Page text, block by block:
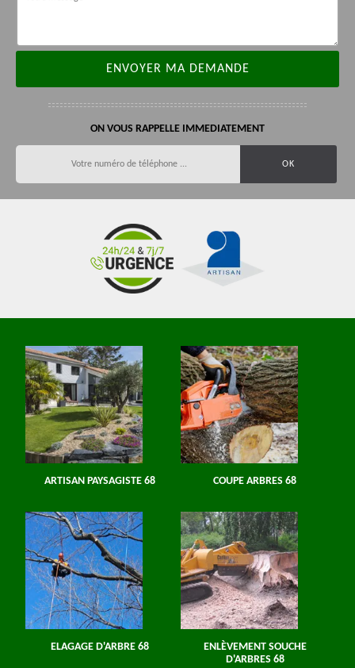
ON VOUS RAPPELLE IMMEDIATEMENT
ARTISAN PAYSAGISTE 68 COUPE ARBRES 68
ELAGAGE D'ARBRE 68
ENLÈVEMENT SOUCHE
D'ARBRES 68